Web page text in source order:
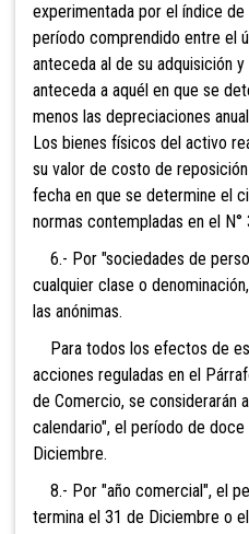
experimentada por el índice
período comprendido entre el
anteceda al de su adquisición
anteceda a aquél en que se
menos las depreciaciones
Los bienes físicos del activo
su valor de costo de
fecha en que se determine el
normas contempladas en el
6.- Por "sociedades de
cualquier clase o
las anónimas.
Para todos los efectos de
acciones reguladas en el
de Comercio, se considerarán
calendario", el período de doce
Diciembre.
8.- Por "año comercial", el
termina el 31 de Diciembre o